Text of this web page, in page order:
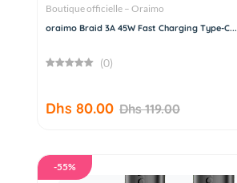
Boutique officielle – Oraimo
oraimo Braid 3A 45W Fast Charging Type-C...
(0)
Dhs 80.00 Dhs 119.00
-55%